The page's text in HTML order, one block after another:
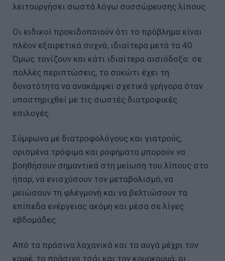
λειτουργήσει σωστά λόγω συσσώρευσης λίπους.
Οι ειδικοί προειδοποιούν ότι το πρόβλημα είναι
πλέον εξαιρετικά συχνό, ιδιαίτερα μετά τα 40.
Όμως τονίζουν και κάτι ιδιαίτερα αισιόδοξο: σε
πολλές περιπτώσεις, το συκώτι έχει τη
δυνατότητα να ανακάμψει σχετικά γρήγορα όταν
υποστηριχθεί με τις σωστές διατροφικές
επιλογές.
Σύμφωνα με διατροφολόγους και γιατρούς,
ορισμένα τρόφιμα και ροφήματα μπορούν να
βοηθήσουν σημαντικά στη μείωση του λίπους στο
ήπαρ, να ενισχύσουν τον μεταβολισμό, να
μειώσουν τη φλεγμονή και να βελτιώσουν τα
επίπεδα ενέργειας ακόμη και μέσα σε λίγες
εβδομάδες.
Από τα πράσινα λαχανικά και τα αυγά μέχρι τον
καφέ, το πράσινο τσάι και τον κουρκουμά, οι